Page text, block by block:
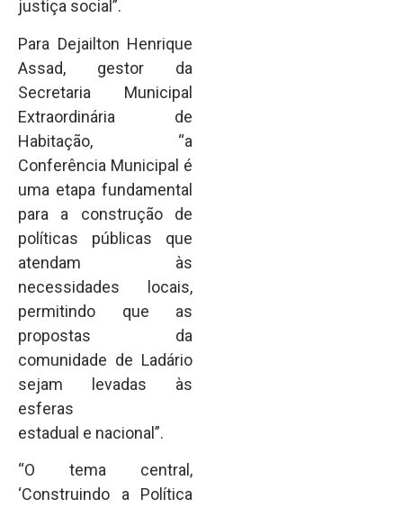
justiça social”.
Para Dejailton Henrique
Assad, gestor da
Secretaria Municipal
Extraordinária de
Habitação, “a
Conferência Municipal é
uma etapa fundamental
para a construção de
políticas públicas que
atendam às
necessidades locais,
permitindo que as
propostas da
comunidade de Ladário
sejam levadas às
esferas
estadual e nacional”.
“O tema central,
‘Construindo a Política